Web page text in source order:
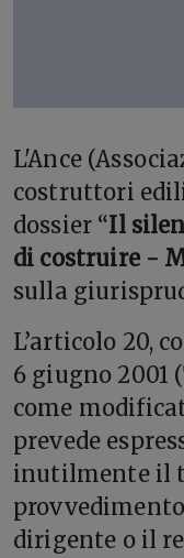
L'Ance
costruttori
dossier “Il
di costruire -
sulla
L’articolo 20,
6 giugno 2001
come
prevede
inutilmente il
dirigente o il